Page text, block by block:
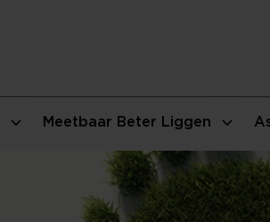
Meetbaar Beter Liggen